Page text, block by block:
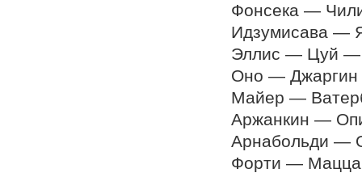
Фонсека —
Идзумисава —
Эллис — Цуй —
Оно — Джаргин
Майер —
Аржанкин —
Арнабольди —
Форти — Мацца